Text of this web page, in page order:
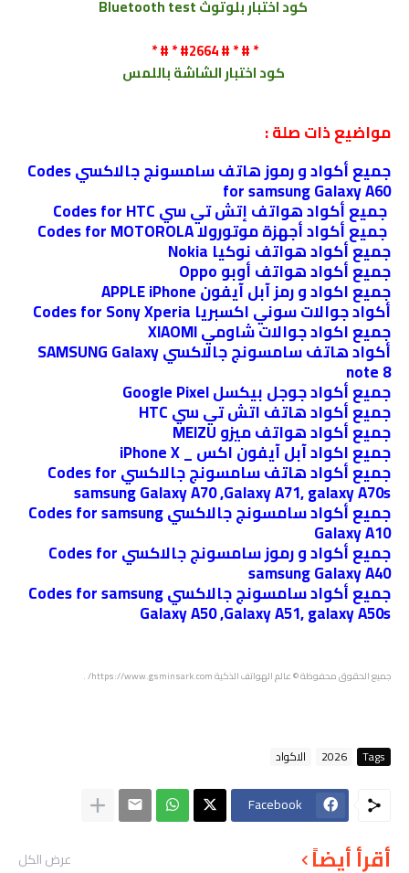
كوداختبار بلوتوثBluetooth test
* # * #2664 # * # *
كوداختبار الشاشة باللمس
مواضيع ذات صلة :
جميع أكواد و رموز هاتف سامسونج جالاكسي Codes
for samsung Galaxy A60
جميع أكواد هواتف إتش تي سي Codes for HTC
جميع أكواد أجهزة موتورولا Codes for MOTOROLA
جميع أكواد هواتف نوكيا Nokia
جميع أكواد هواتف أوبو Oppo
جميع اكواد و رمز آبل آيفون APPLE iPhone
أكواد جوالات سوني اكسبريا Codes for Sony Xperia
جميع اكواد جوالات شاومي XIAOMI
أكواد هاتف سامسونج جالاكسي SAMSUNG Galaxy
note 8
جميع أكواد جوجل بيكسل Google Pixel
جميع أكواد هاتف اتش تي سي HTC
جميع أكواد هواتف ميزو MEIZU
جميع اكواد آبل آيفون اكس _ iPhone X
جميع أكواد هاتف سامسونج جالاكسي Codes for
samsung Galaxy A70 ,Galaxy A71, galaxy A70s
جميع أكواد سامسونج جالاكسي Codes for samsung
Galaxy A10
جميع أكواد و رموز سامسونج جالاكسي Codes for
samsung Galaxy A40
جميع أكواد سامسونج جالاكسي Codes for samsung
Galaxy A50 ,Galaxy A51, galaxy A50s
جميع الحقوق محفوظة© عالم الهواتف الذكيةhttps://www.gsminsark.com/
.
Tags
2026 الاكواد
Facebook
أقرأ أيضاً عرض الكل